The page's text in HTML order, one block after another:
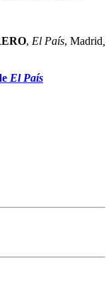
, El País, Madrid
El País